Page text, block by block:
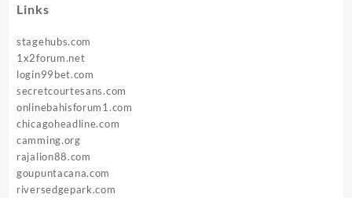
Links
stagehubs.com
1x2forum.net
login99bet.com
secretcourtesans.com
onlinebahisforum1.com
chicagoheadline.com
camming.org
rajalion88.com
goupuntacana.com
riversedgepark.com